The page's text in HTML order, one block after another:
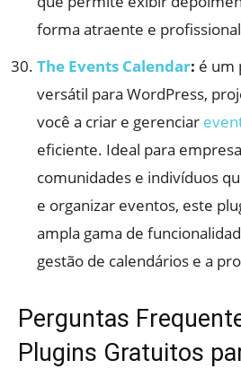
forma atraente e
The Events Calendar: é um
versátil para WordPress,
você a criar e gerenciar
eficiente. Ideal para
comunidades e indivíduos
e organizar eventos, este
ampla gama de
gestão de calendários e a
Perguntas
Plugins Gratuitos